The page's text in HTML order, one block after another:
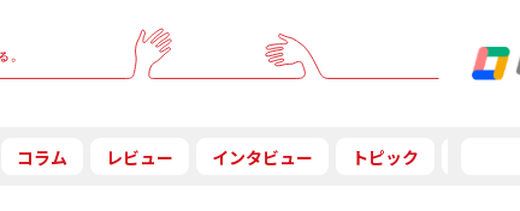
コラム レビュー インタビュー トピック